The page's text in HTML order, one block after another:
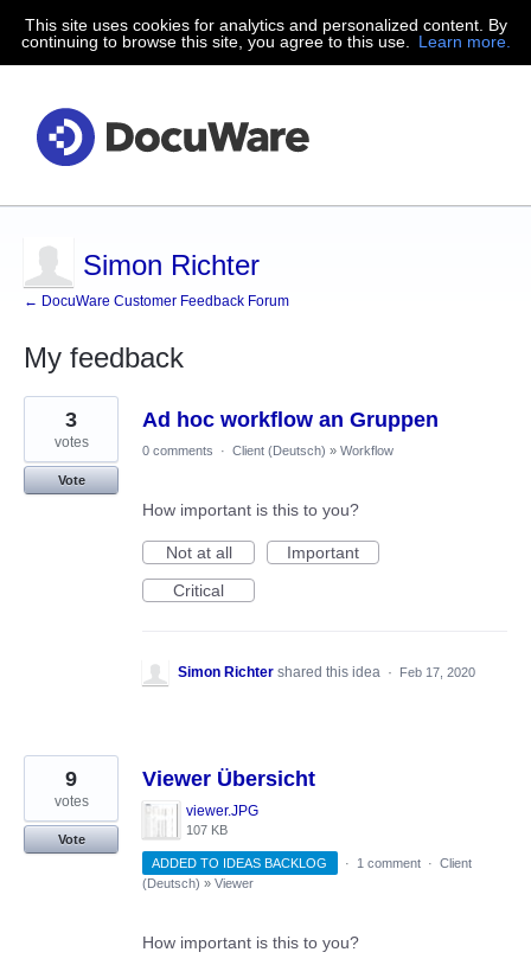
This site uses cookies for analytics and personalized content. By
continuing to browse this site, you agree to this use.
Learn more.
Simon Richter
← DocuWare Customer Feedback Forum
My feedback
4
results
found
Ad hoc workflow an Gruppen
3
votes
Vote
0 comments · Client (Deutsch) » Workflow
How important is this to you?
Not at all
Important
Critical
Simon Richter shared this idea · Feb 17, 2020
Viewer Übersicht
viewer.JPG
107 KB
9
votes
Vote
ADDED TO IDEAS BACKLOG
· 1 comment · Client
(Deutsch) » Viewer
How important is this to you?